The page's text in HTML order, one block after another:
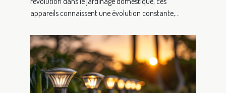
appareils connaissent une évolution constante,...